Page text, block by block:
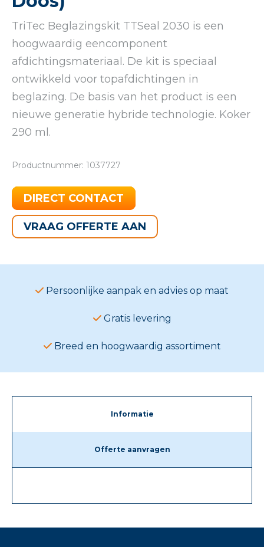
TriTec Beglazingskit TTSeal 2030 is een
hoogwaardig eencomponent
afdichtingsmateriaal. De kit is speciaal
ontwikkeld voor topafdichtingen in
beglazing. De basis van het product is een
nieuwe generatie hybride technologie. Koker
290 ml.
Productnummer: 1037727
DIRECT CONTACT
VRAAG OFFERTE AAN
Persoonlijke aanpak en advies op maat
Gratis levering
Breed en hoogwaardig assortiment
Informatie
Offerte aanvragen